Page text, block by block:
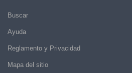
Buscar
Ayuda
Reglamento y Privacidad
Mapa del sitio